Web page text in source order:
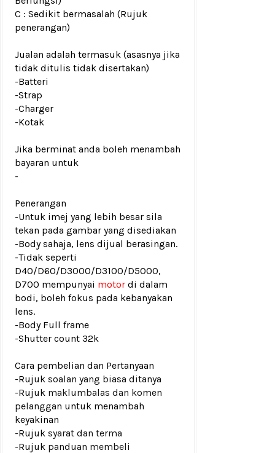
C : Sedikit bermasalah (Rujuk
penerangan)
Jualan adalah termasuk (asasnya jika
tidak ditulis tidak disertakan)
-Batteri
-Strap
-Charger
-Kotak
Jika berminat anda boleh menambah
bayaran untuk
-
Penerangan
-Untuk imej yang lebih besar sila
tekan pada gambar yang disediakan
-Body sahaja, lens dijual berasingan.
-Tidak seperti
D40/D60/D3000/D3100/D5000,
D700 mempunyai motor di dalam
bodi, boleh fokus pada kebanyakan
lens.
-Body Full frame
-Shutter count 32k
Cara pembelian dan Pertanyaan
-Rujuk soalan yang biasa ditanya
-Rujuk maklumbalas dan komen
pelanggan untuk menambah
keyakinan
-Rujuk syarat dan terma
-Rujuk panduan membeli